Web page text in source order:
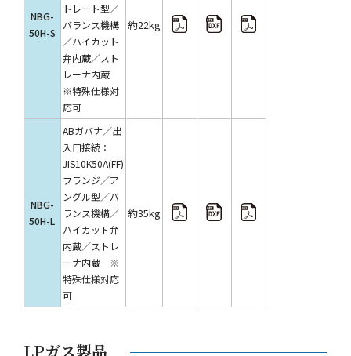
NBG-
50H-S
トレート型／
バランス機構
／ハイカット
弁内蔵／スト
レーナ内蔵
※特殊仕様対
応可
約22kg
NBG-
50H-L
ABガバナ／出
入口接続：
JIS10K50A(FF)
フランジ／ア
ングル型／バ
ランス機構／
ハイカット弁
内蔵／ストレ
ーナ内蔵 ※
特殊仕様対応
可
約35kg
LPガス製品